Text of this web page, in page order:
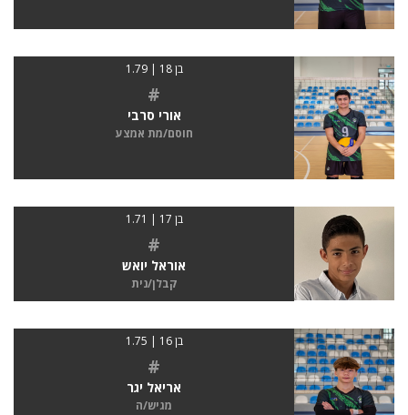
בן 18 | 1.79
#
אורי סרבי
חוסם/מת אמצע
בן 17 | 1.71
#
אוראל יואש
קבלן/נית
בן 16 | 1.75
#
אריאל יגר
מגיש/ה